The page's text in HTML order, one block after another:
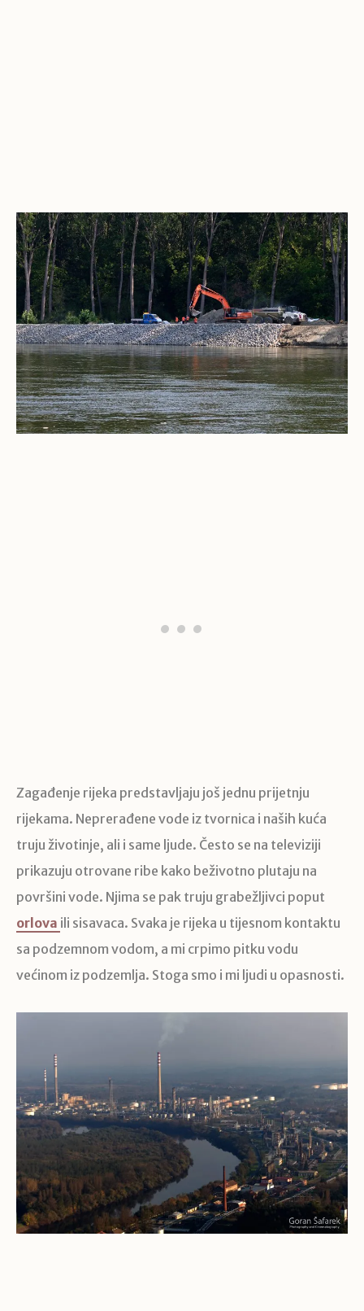
Zagađenje rijeka predstavljaju još jednu prijetnju
rijekama. Neprerađene vode iz tvornica i naših kuća
truju životinje, ali i same ljude. Često se na televiziji
prikazuju otrovane ribe kako beživotno plutaju na
površini vode. Njima se pak truju grabežljivci poput
orlova ili sisavaca. Svaka je rijeka u tijesnom kontaktu
sa podzemnom vodom, a mi crpimo pitku vodu
većinom iz podzemlja. Stoga smo i mi ljudi u opasnosti.